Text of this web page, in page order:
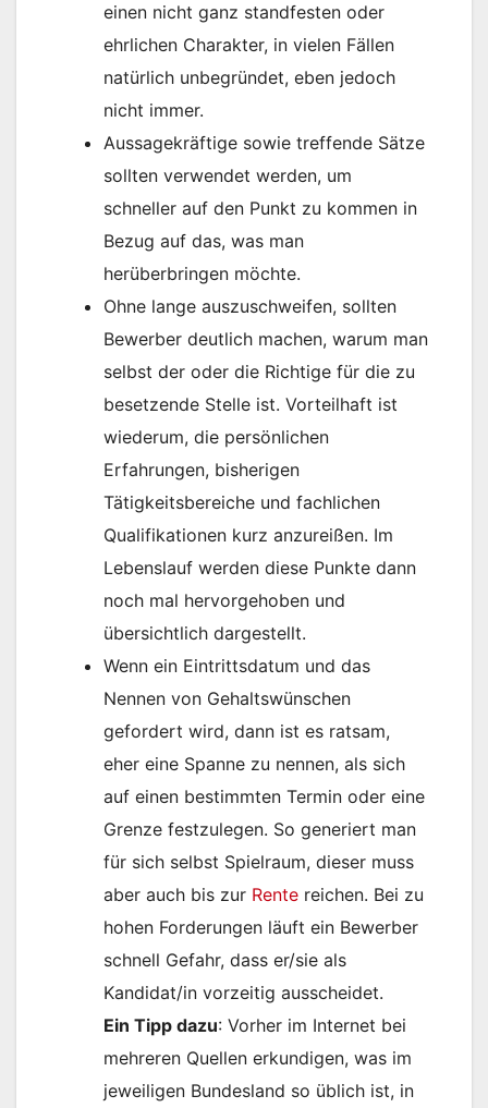
einen nicht ganz standfesten oder
ehrlichen Charakter, in vielen Fällen
natürlich unbegründet, eben jedoch
nicht immer.
Aussagekräftige sowie treffende Sätze
sollten verwendet werden, um
schneller auf den Punkt zu kommen in
Bezug auf das, was man
herüberbringen möchte.
Ohne lange auszuschweifen, sollten
Bewerber deutlich machen, warum man
selbst der oder die Richtige für die zu
besetzende Stelle ist. Vorteilhaft ist
wiederum, die persönlichen
Erfahrungen, bisherigen
Tätigkeitsbereiche und fachlichen
Qualifikationen kurz anzureißen. Im
Lebenslauf werden diese Punkte dann
noch mal hervorgehoben und
übersichtlich dargestellt.
Wenn ein Eintrittsdatum und das
Nennen von Gehaltswünschen
gefordert wird, dann ist es ratsam,
eher eine Spanne zu nennen, als sich
auf einen bestimmten Termin oder eine
Grenze festzulegen. So generiert man
für sich selbst Spielraum, dieser muss
aber auch bis zur Rente reichen. Bei zu
hohen Forderungen läuft ein Bewerber
schnell Gefahr, dass er/sie als
Kandidat/in vorzeitig ausscheidet.
Ein Tipp dazu: Vorher im Internet bei
mehreren Quellen erkundigen, was im
jeweiligen Bundesland so üblich ist, in